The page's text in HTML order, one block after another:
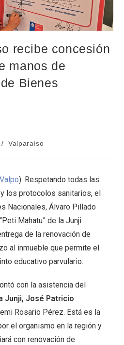
recibe concesión
manos de
Bienes
/ Valparaíso
). Respetando todas las
los protocolos sanitarios, el
Nacionales, Álvaro Pillado
Mahatu” de la Junji
de la renovación de
al inmueble que permite el
educativo parvulario.
con la asistencia del
Junji, José Patricio
Rosario Pérez. Está es la
el organismo en la región y
con renovación de